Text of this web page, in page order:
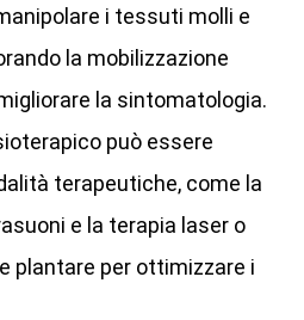
i tessuti molli e
la mobilizzazione
la sintomatologia.
può essere
terapeutiche, come la
e la terapia laser o
plantare per ottimizzare i